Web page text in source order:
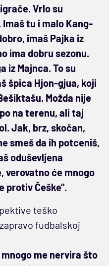
Vrlo su
tu i malo Kang-
imaš Pajka iz
ima dobru sezonu.
iz Majnca. To su
špica Hjon-gjua, koji
Možda nije
na terenu, ali taj
Jak, brz, skočan,
smeš da ih potceniš,
oduševljena
verovatno će mnogo
protiv Češke".
teško
fudbalskoj
me nervira što